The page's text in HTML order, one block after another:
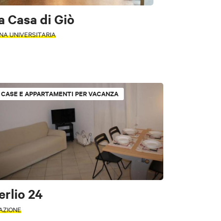
Casa di Giò
UNIVERSITARIA
CASE E APPARTAMENTI PER VACANZA
24
religiosa
Stampa